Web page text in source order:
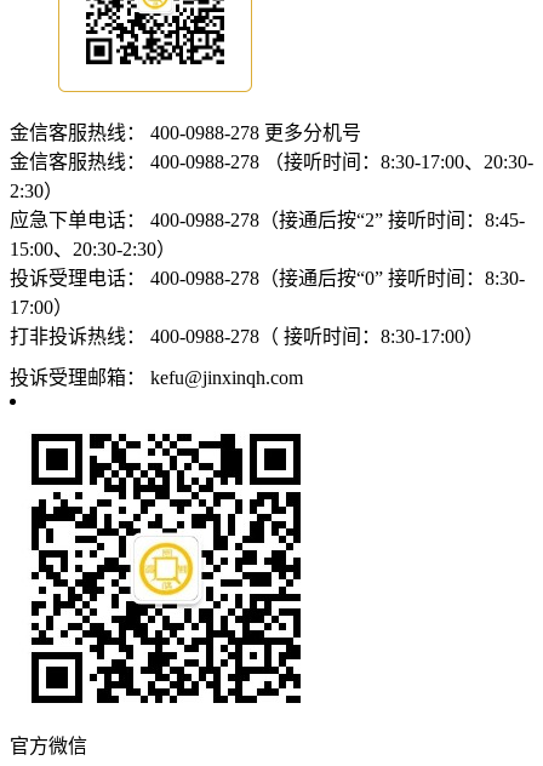
金信客服热线： 400-0988-278 更多分机号
金信客服热线：
400-0988-278 （接听时间：8:30-17:00、20:30-
2:30）
应急下单电话：
400-0988-278（接通后按“2” 接听时间：8:45-
15:00、20:30-2:30）
投诉受理电话：
400-0988-278（接通后按“0” 接听时间：8:30-
17:00）
打非投诉热线：
400-0988-278（ 接听时间：8:30-17:00）
投诉受理邮箱：
kefu@jinxinqh.com
官方微信